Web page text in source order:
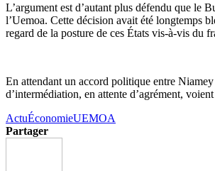
L’argument est d’autant plus défendu que le
l’Uemoa. Cette décision avait été longtemps
regard de la posture de ces États vis-à-vis du
En attendant un accord politique entre
d’intermédiation, en attente d’agrément,
ActuÉconomieUEMOA
Partager